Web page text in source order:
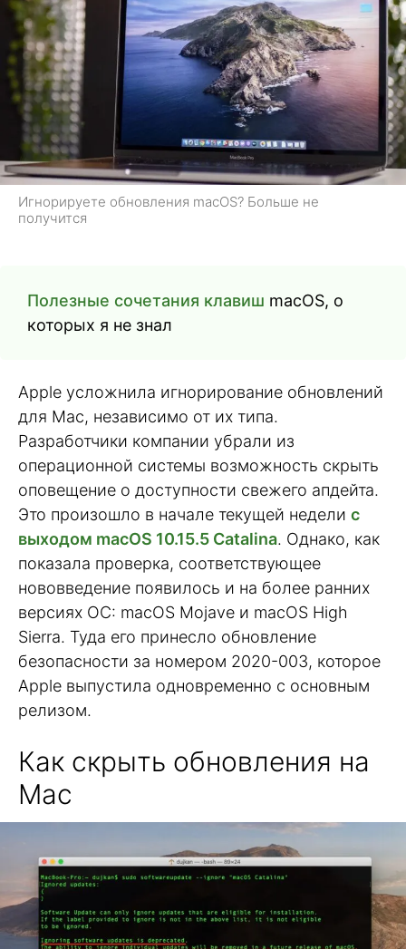
Игнорируете обновления macOS? Больше не
получится
Полезные сочетания клавиш macOS, о
которых я не знал
Apple усложнила игнорирование обновлений
для Mac, независимо от их типа.
Разработчики компании убрали из
операционной системы возможность скрыть
оповещение о доступности свежего апдейта.
Это произошло в начале текущей недели с
выходом macOS 10.15.5 Catalina. Однако, как
показала проверка, соответствующее
нововведение появилось и на более ранних
версиях ОС: macOS Mojave и macOS High
Sierra. Туда его принесло обновление
безопасности за номером 2020-003, которое
Apple выпустила одновременно с основным
релизом.
Как скрыть обновления на
Mac